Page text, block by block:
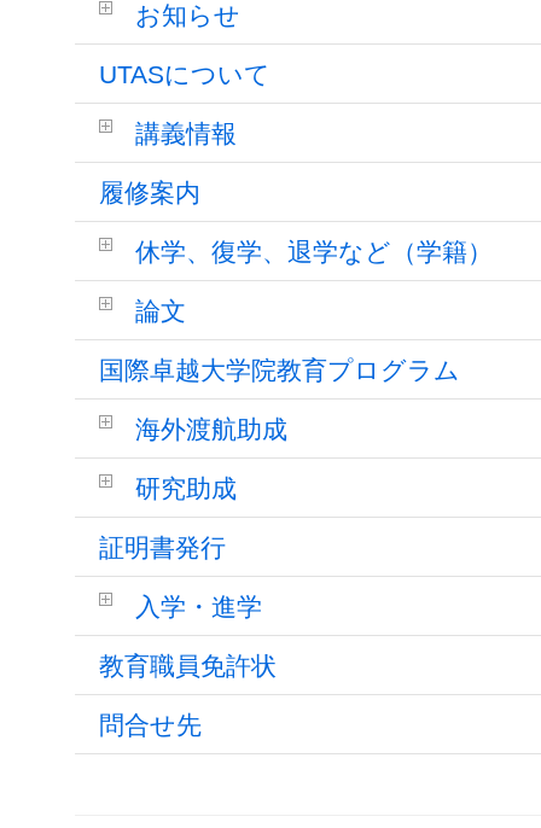
お知らせ
UTASについて
講義情報
履修案内
休学、復学、退学など（学籍）
論文
国際卓越大学院教育プログラム
海外渡航助成
研究助成
証明書発行
入学・進学
教育職員免許状
問合せ先